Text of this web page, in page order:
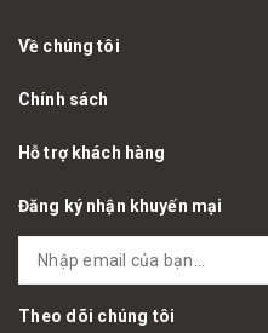
Về chúng tôi
Chính sách
Hỗ trợ khách hàng
Đăng ký nhận khuyến mại
Theo dõi chúng tôi